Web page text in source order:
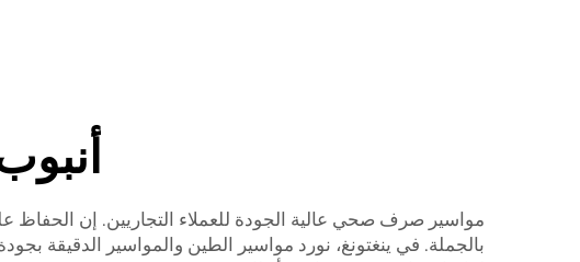
مواسير صرف صحي عالية الجودة للعملاء التجاريين. إن الحفاظ
بالجملة. في ينغتونغ، نورد مواسير الطين والمواسير الدقيقة